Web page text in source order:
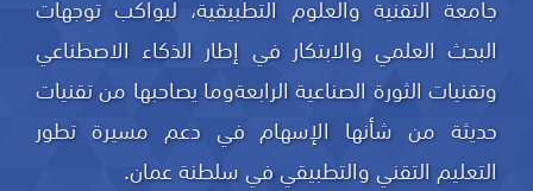
جامعة التقنية والعلوم التطبيقية، ليواكب توجهات
البحث العلمي والابتكار في إطار الذكاء الاصطناعي
وتقنيات الثورة الصناعية الرابعةوما يصاحبها من تقنيات
حديثة من شأنها الإسهام في دعم مسيرة تطور
التعليم التقني والتطبيقي في سلطنة عمان.